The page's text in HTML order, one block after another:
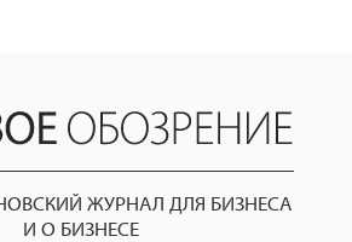
ЖУРНАЛ ДЛЯ БИЗНЕСА
И О БИЗНЕСЕ